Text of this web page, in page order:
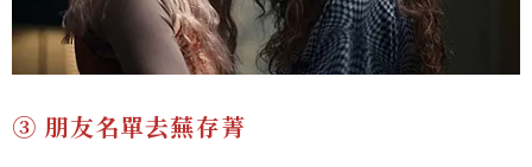
③ 朋友名單去蕪存菁